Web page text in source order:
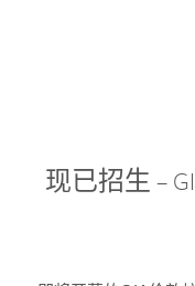
现已招生 –